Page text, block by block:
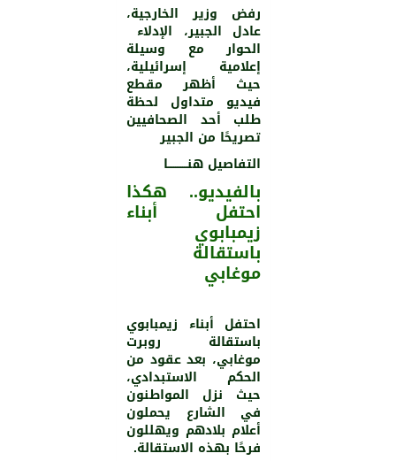
رفض وزير الخارجية،
عادل الجبير، الإدلاء
الحوار مع وسيلة
إعلامية إسرائيلية،
حيث أظهر مقطع
فيديو متداول لحظة
طلب أحد الصحافيين
تصريحًا من الجبير
التفاصيل هنـــــــــــا
بالفيديو.. هكذا
احتفل أبناء
زيمبابوي
باستقالة
موغابي
احتفل أبناء زيمبابوي
باستقالة روبرت
موغابي، بعد عقود من
الحكم الاستبدادي،
حيث نزل المواطنون
في الشارع يحملون
أعلام بلادهم ويهللون
فرحًا بهذه الاستقالة.